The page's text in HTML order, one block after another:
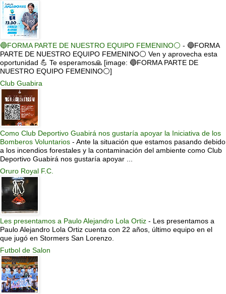
🔵FORMA PARTE DE NUESTRO EQUIPO FEMENINO⚪ - 🔵FORMA
PARTE DE NUESTRO EQUIPO FEMENINO⚪ Ven y aprovecha esta
oportunidad 💪 Te esperamos🙏 [image: 🔵FORMA PARTE DE
NUESTRO EQUIPO FEMENINO⚪]
Club Guabira
Como Club Deportivo Guabirá nos gustaría apoyar la Iniciativa de los
Bomberos Voluntarios - Ante la situación que estamos pasando debido
a los incendios forestales y la contaminación del ambiente como Club
Deportivo Guabirá nos gustaría apoyar ...
Oruro Royal F.C.
Les presentamos a Paulo Alejandro Lola Ortiz - Les presentamos a
Paulo Alejandro Lola Ortiz cuenta con 22 años, último equipo en el
que jugó en Stormers San Lorenzo.
Futbol de Salon